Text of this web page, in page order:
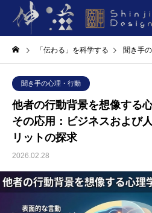
「伝わる」を科学する 聞き手
聞き手の心理・行動
他者の行動背景を想像する
その応用：ビジネスおよび
リットの探求
2026.02.28